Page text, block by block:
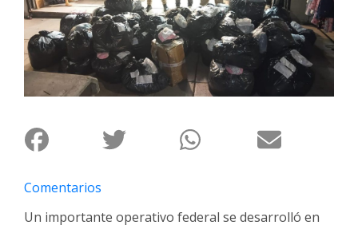
y
Espectáculos
Policiales
Cartelera
de
Familia
Clasificados
Fúnebres
Comentarios
Un importante operativo federal se desarrolló en